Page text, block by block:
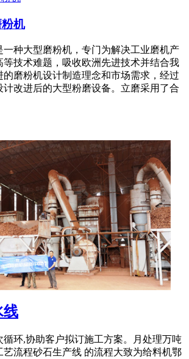
机
一种大型磨粉机，专门为解决工业磨机产
等技术难题，吸收欧洲先进技术并结合我
的磨粉机设计制造理念和市场需求，经过
计改进后的大型粉磨设备。立磨采用了合
线
循环,协助客户拟订施工方案。月处理万吨
艺流程砂石生产线 的流程大致为给料机鄂